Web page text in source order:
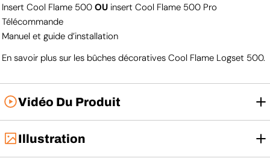
Insert Cool Flame 500 OUinsert Cool Flame 500 Pro
Télécommande
Manuel et guide d’installation
En savoir plus sur les bûches décoratives Cool Flame Logset 500.
Vidéo Du Produit
Illustration